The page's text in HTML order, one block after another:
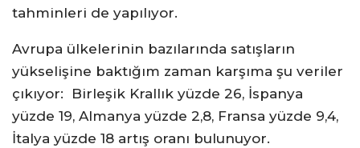
tahminleri de yapılıyor.
Avrupa ülkelerinin bazılarında satışların
yükselişine baktığım zaman karşıma şu veriler
çıkıyor: Birleşik Krallık yüzde 26, İspanya
yüzde 19, Almanya yüzde 2,8, Fransa yüzde 9,4,
İtalya yüzde 18 artış oranı bulunuyor.